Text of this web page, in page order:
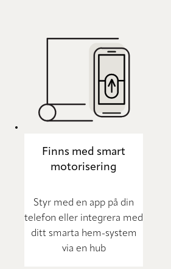
Finns med smart
motorisering
Styr med en app på din
telefon eller integrera med
ditt smarta hem-system
via en hub